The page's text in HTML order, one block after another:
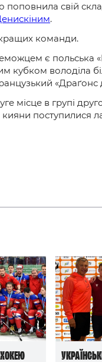
поповнила свій
.
команди.
є польська
кубком володіла
«Драґонс
місце в групі
поступилися